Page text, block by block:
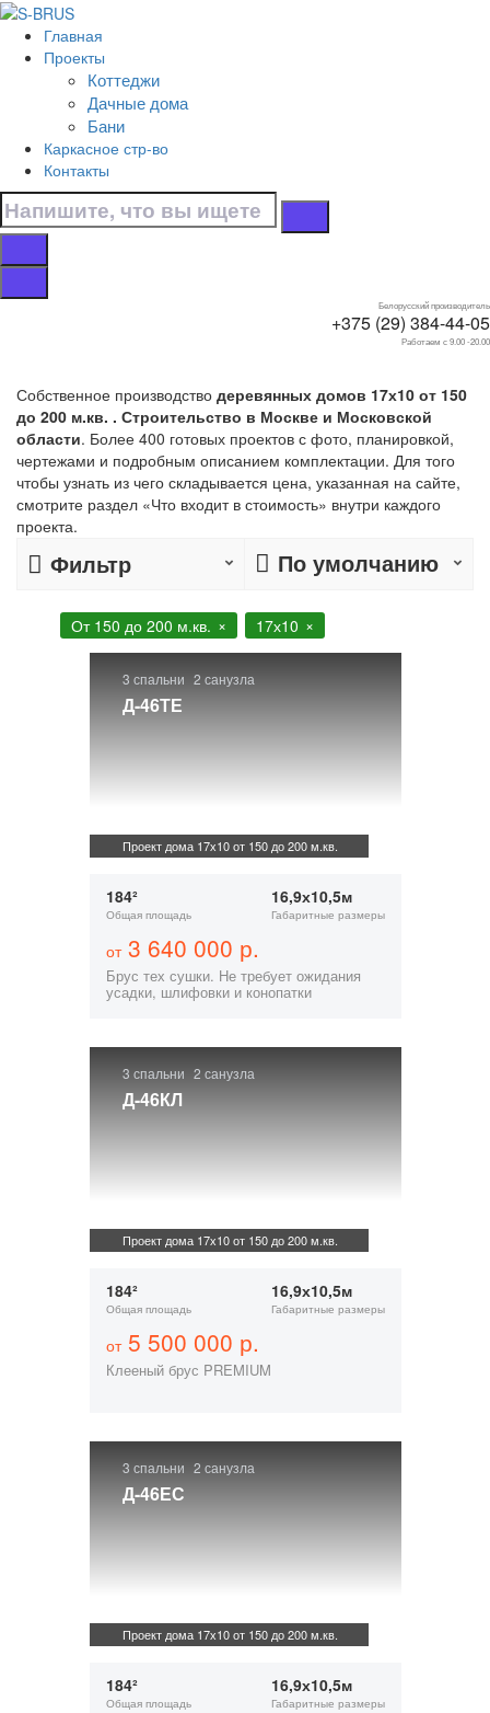
Перейти к контенту
Главная
Проекты
Коттеджи
Дачные дома
Бани
Каркасное стр-во
Контакты
Белорусский производитель
+375 (29) 384-44-05
Работаем с 9.00 -20.00
Главная
От 150 до 200 м.кв.
Дома от 150 до 200
м.кв. 17х10
Собственное производство деревянных домов 17х10 от 150
до 200 м.кв. . Строительство в Москве и Московской
области. Более 400 готовых проектов с фото, планировкой,
чертежами и подробным описанием комплектации. Для того
чтобы узнать из чего складывается цена, указанная на сайте,
смотрите раздел «Что входит в стоимость» внутри каждого
проекта.
Фильтр По умолчанию
От 150 до 200 м.кв. 17х10
3 спальни 2 санузла
Д-46ТЕ
Проект дома 17х10 от 150 до 200 м.кв.
184²
Общая площадь
16,9х10,5м
Габаритные размеры
от3 640 000 р.
Брус тех сушки. Не требует ожидания
усадки, шлифовки и конопатки
3 спальни 2 санузла
Д-46КЛ
Проект дома 17х10 от 150 до 200 м.кв.
184²
Общая площадь
16,9х10,5м
Габаритные размеры
от5 500 000 р.
Клееный брус PREMIUM
3 спальни 2 санузла
Д-46ЕС
Проект дома 17х10 от 150 до 200 м.кв.
184²
Общая площадь
16,9х10,5м
Габаритные размеры